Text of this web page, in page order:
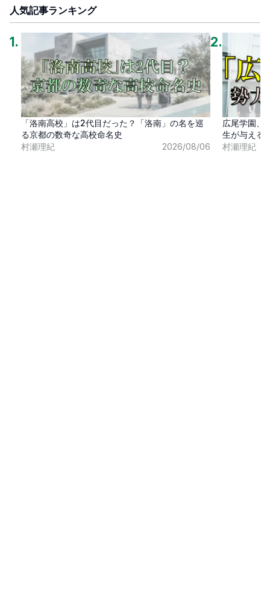
人気記事ランキング
1 .
「洛南高校」は2代目だった？「洛南」の名を巡
る京都の数奇な高校命名史
村瀬理紀
2026/08/06
2.
広尾学園、
生が与える
村瀬理紀